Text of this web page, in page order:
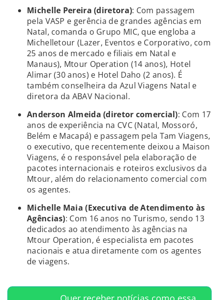
Michelle Pereira (diretora): Com passagem
pela VASP e gerência de grandes agências em
Natal, comanda o Grupo MIC, que engloba a
Michelletour (Lazer, Eventos e Corporativo, com
25 anos de mercado e filiais em Natal e
Manaus), Mtour Operation (14 anos), Hotel
Alimar (30 anos) e Hotel Daho (2 anos). É
também conselheira da Azul Viagens Natal e
diretora da ABAV Nacional.
Anderson Almeida (diretor comercial): Com 17
anos de experiência na CVC (Natal, Mossoró,
Belém e Macapá) e passagem pela Tam Viagens,
o executivo, que recentemente deixou a Maison
Viagens, é o responsável pela elaboração de
pacotes internacionais e roteiros exclusivos da
Mtour, além do relacionamento comercial com
os agentes.
Michelle Maia (Executiva de Atendimento às
Agências): Com 16 anos no Turismo, sendo 13
dedicados ao atendimento às agências na
Mtour Operation, é especialista em pacotes
nacionais e atua diretamente com os agentes
de viagens.